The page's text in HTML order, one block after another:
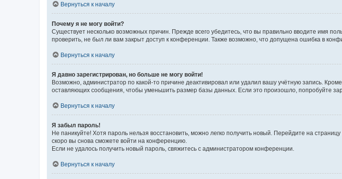
Вернуться к началу
Почему я не могу войти?
Существует несколько возможных причин. Прежде всего убедитесь, что вы правильно вводите имя
проверить, не был ли вам закрыт доступ к конференции. Также возможно, что допущена ошибка в
Вернуться к началу
Я давно зарегистрирован, но больше не могу войти!
Возможно, администратор по какой-то причине деактивировал или удалил вашу учётную запись.
оставляющих сообщения, чтобы уменьшить размер базы данных. Если это произошло, попробуйте
Вернуться к началу
Я забыл пароль!
Не паникуйте! Хотя пароль нельзя восстановить, можно легко получить новый. Перейдите на
скоро вы снова сможете войти на конференцию.
Если не удалось получить новый пароль, свяжитесь с администратором конференции.
Вернуться к началу